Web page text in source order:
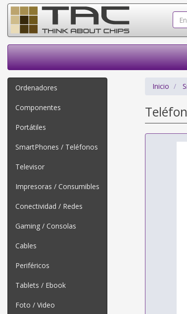
Ordenadores
Componentes
Portátiles
SmartPhones / Teléfonos
Televisor
Impresoras / Consumibles
Conectividad / Redes
Gaming / Consolas
Cables
Periféricos
Tablets / Ebook
Foto / Video
Inicio